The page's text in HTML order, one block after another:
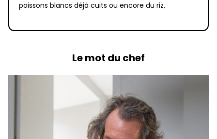
poissons blancs déjà cuits ou encore du riz,
Le mot du chef